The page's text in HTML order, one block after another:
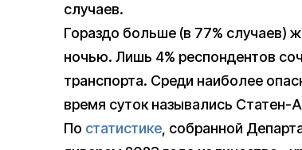
случаев.
Гораздо больше (в 77% случаев)
ночью. Лишь 4% респондентов
транспорта. Среди наиболее
время суток назывались Статен-
По статистике, собранной